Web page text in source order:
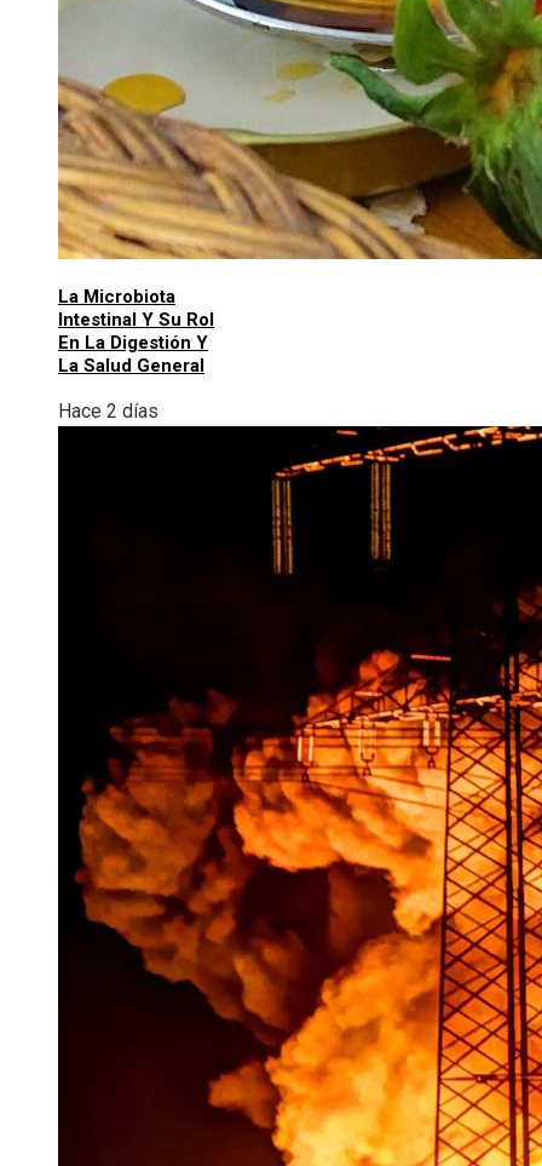
La Microbiota
Intestinal Y Su Rol
En La Digestión Y
La Salud General
Hace 2 días